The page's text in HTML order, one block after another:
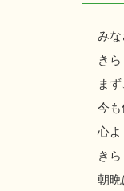
みな
き
ま
今も
心よ
き
朝晩